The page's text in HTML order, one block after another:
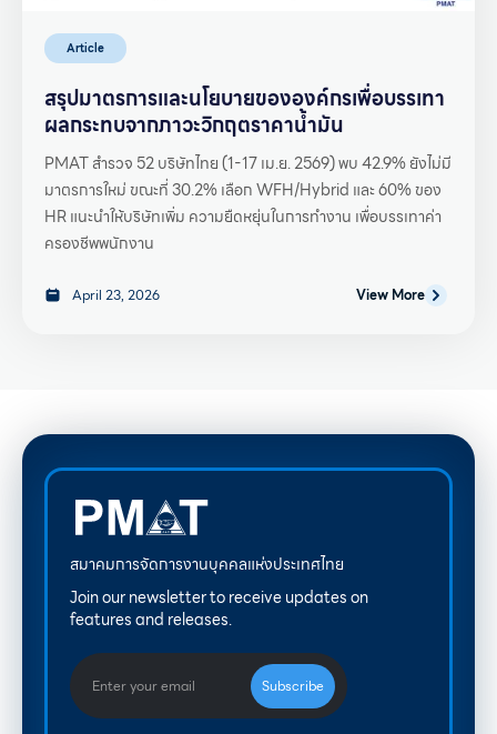
Article
สรุปมาตรการและนโยบายขององค์กรเพื่อบรรเทา
ผลกระทบจากภาวะวิกฤตราคาน้ำมัน
PMAT สำรวจ 52 บริษัทไทย (1-17 เม.ย. 2569) พบ 42.9% ยังไม่มี
มาตรการใหม่ ขณะที่ 30.2% เลือก WFH/Hybrid และ 60% ของ
HR แนะนำให้บริษัทเพิ่ม ความยืดหยุ่นในการทำงาน เพื่อบรรเทาค่า
ครองชีพพนักงาน
April 23, 2026 View More
สมาคมการจัดการงานบุคคลแห่งประเทศไทย
Join our newsletter to receive updates on
features and releases.